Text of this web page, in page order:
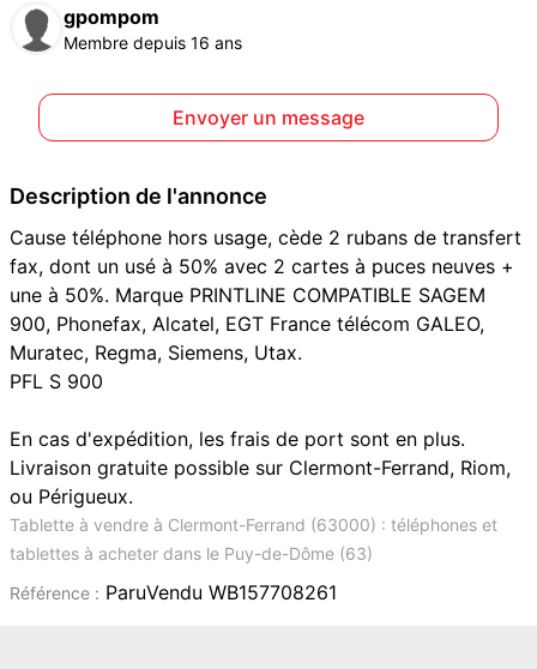
gpompom
Membre depuis 16 ans
Envoyer un message
Description de l'annonce
Cause téléphone hors usage, cède 2 rubans de transfert
fax, dont un usé à 50% avec 2 cartes à puces neuves +
une à 50%. Marque PRINTLINE COMPATIBLE SAGEM
900, Phonefax, Alcatel, EGT France télécom GALEO,
Muratec, Regma, Siemens, Utax.
PFL S 900
En cas d'expédition, les frais de port sont en plus.
Livraison gratuite possible sur Clermont-Ferrand, Riom,
ou Périgueux.
Tablette à vendre à Clermont-Ferrand (63000) : téléphones et
tablettes à acheter dans le Puy-de-Dôme (63)
Référence : ParuVendu WB157708261